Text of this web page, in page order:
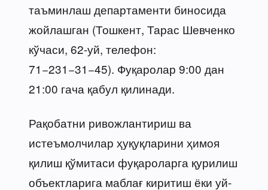
таъминлаш департаменти биносида
жойлашган (Тошкент, Тарас Шевченко
кўчаси, 62-уй, телефон:
71−231−31−45). Фуқаролар 9:00 дан
21:00 гача қабул қилинади.
Рақобатни ривожлантириш ва
истеъмолчилар ҳуқуқларини ҳимоя
қилиш қўмитаси фуқароларга қурилиш
объектларига маблағ киритиш ёки уй-